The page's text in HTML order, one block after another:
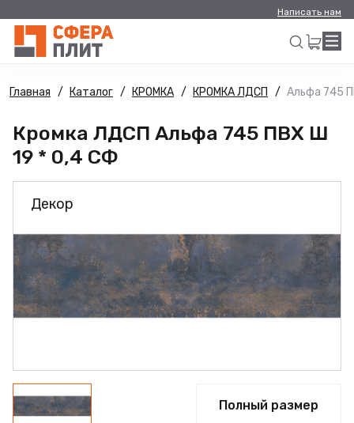
Написать нам
Искать
Главная Каталог КРОМКА КРОМКА ЛДСП Альфа 745
Кромка ЛДСП Альфа 745 ПВХ Ш
19 * 0,4 СФ
Декор
Полный размер